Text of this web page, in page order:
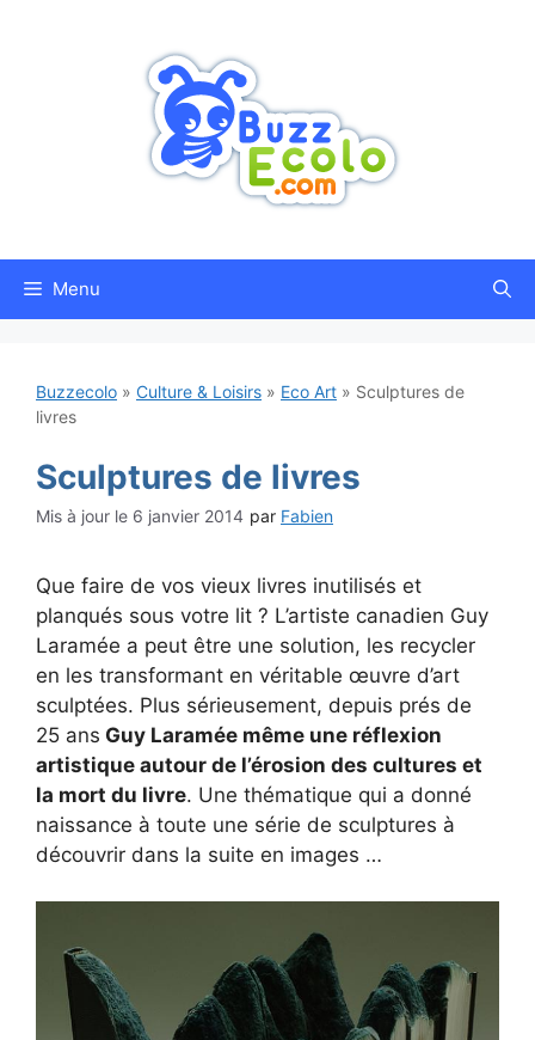
Menu
Buzzecolo » Culture & Loisirs » Eco Art » Sculptures de
livres
Sculptures de livres
6 janvier 2014 par Fabien
Que faire de vos vieux livres inutilisés et
planqués sous votre lit ? L’artiste canadien Guy
Laramée a peut être une solution, les recycler
en les transformant en véritable œuvre d’art
sculptées. Plus sérieusement, depuis prés de
25 ans Guy Laramée même une réflexion
artistique autour de l’érosion des cultures et
la mort du livre. Une thématique qui a donné
naissance à toute une série de sculptures à
découvrir dans la suite en images …